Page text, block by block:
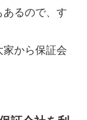
るので、す
家から保証会